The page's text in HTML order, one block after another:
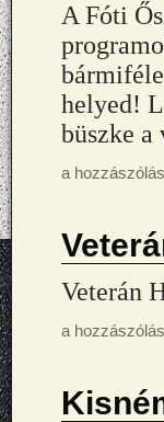
A Fóti
helyed!
büszke a
a
Veterán
a